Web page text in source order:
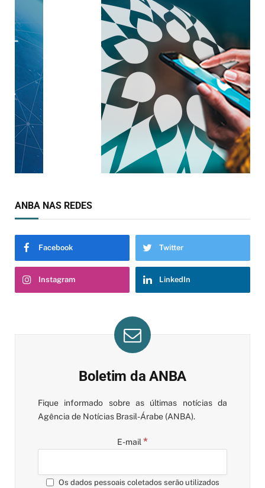
ANBA NAS REDES
Facebook Twitter
Instagram LinkedIn
Boletim da ANBA
Fique informado sobre as últimas notícias da
Agência de Notícias Brasil-Árabe (ANBA).
E-mail *
Os dados pessoais coletados serão utilizados